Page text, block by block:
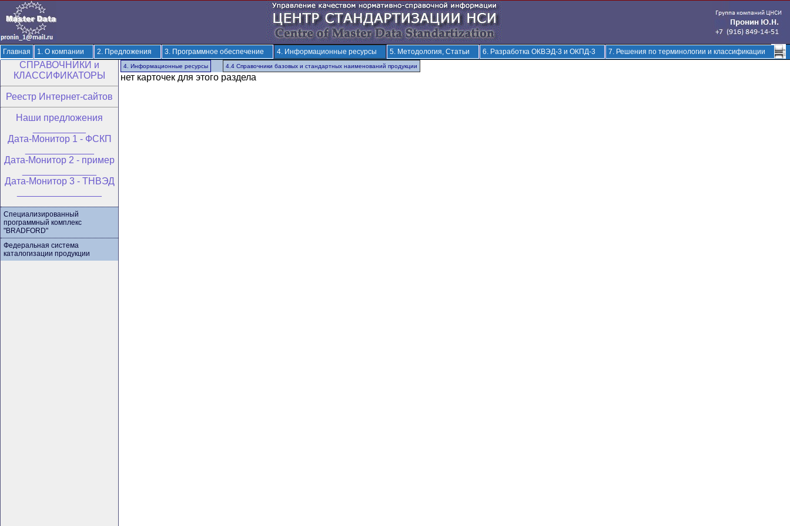
Главная 1. О компании 2. Предложения 3. Программное обеспечение 4. Информационные ресурсы 5. Методология, Статьи 6. Разработка ОКВЭД-3 и ОКПД-3
7. Решения по терминологии и классификации
8. Новое на сайте
CПРАВОЧНИКИ и
КЛАССИФИКАТОРЫ
Реестр Интернет-сайтов
Hаши предложения
Дата-Монитор 1 - ФСКП
Дата-Монитор 2 - пример
Дата-Монитор 3 - ТНВЭД
Специализированный
программный комплекс
"BRADFORD"
Федеральная система
каталогизации продукции
4. Информационные ресурсы 4.4 Справочники базовых и стандартных наименований продукции
нет карточек для этого раздела